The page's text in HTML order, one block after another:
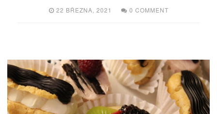
22 BŘEZNA, 2021 0 COMMENT